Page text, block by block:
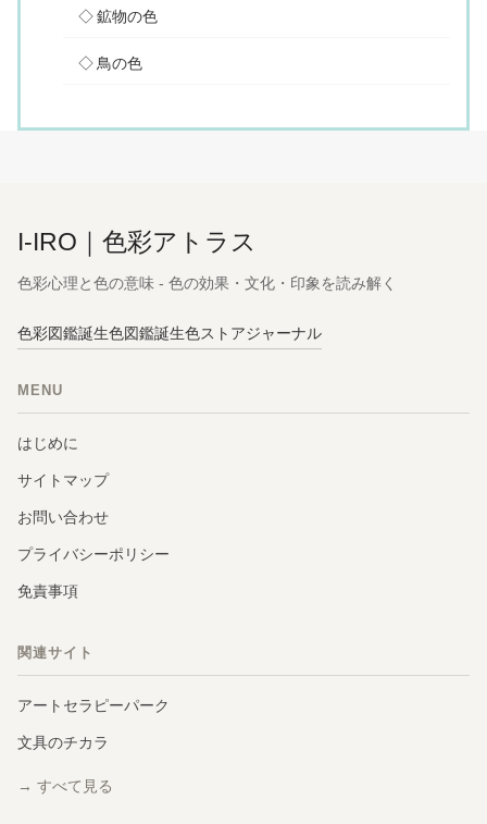
鉱物の色
鳥の色
I-IRO｜色彩アトラス
色彩心理と色の意味 - 色の効果・文化・印象を読み解く
色彩図鑑誕生色図鑑誕生色ストアジャーナル
MENU
はじめに
サイトマップ
お問い合わせ
プライバシーポリシー
免責事項
関連サイト
アートセラピーパーク
文具のチカラ
→ すべて見る